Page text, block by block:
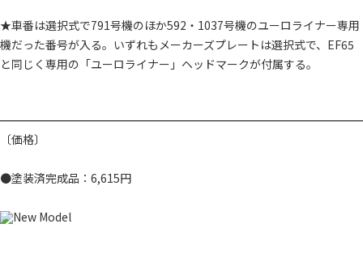
★車番は選択式で791号機のほか592・1037号機のユーロライナー専用
機だった番号が入る。いずれもメーカーズプレートは選択式で、EF65
と同じく専用の「ユーロライナー」ヘッドマークが付属する。
〔価格〕
●塗装済完成品：6,615円